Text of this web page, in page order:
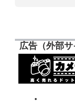
広告（外部サ